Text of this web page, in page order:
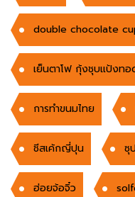
double chocolate
เย็นตาโฟ กุ้งชุบแป้งทอ
การทำขนมไทย
ชีสเค้กญี่ปุน ซุ
ฮ่อยจ้อจิ๋ว